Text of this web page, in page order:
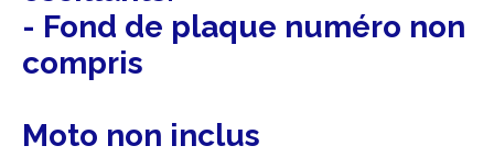
- Fond de plaque numéro non
compris
Moto non inclus